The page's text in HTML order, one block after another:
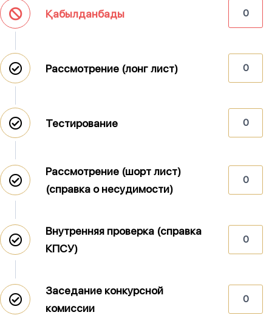
Қабылданбады 0
Рассмотрение (лонг лист) 0
Тестирование 0
Рассмотрение (шорт лист)
(справка о несудимости)
0
Внутренняя проверка (справка
КПСУ)
0
Заседание конкурсной
комиссии
0